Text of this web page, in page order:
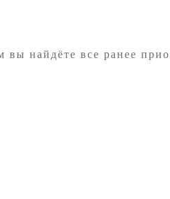
вы найдёте все ранее